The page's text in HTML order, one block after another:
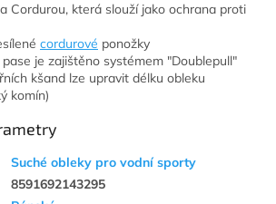
Cordurou, která slouží jako ochrana proti
cordurové ponožky
je zajištěno systémem "Doublepull"
kšand lze upravit délku obleku
komín)
Suché obleky pro vodní sporty
8591692143295